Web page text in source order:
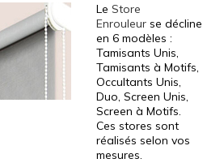
Le Store
Enrouleur se décline
en 6 modèles :
Tamisants Unis,
Tamisants à Motifs,
Occultants Unis,
Duo, Screen Unis,
Screen à Motifs.
Ces stores sont
réalisés selon vos
mesures.